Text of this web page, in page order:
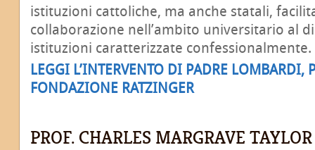
istituzioni cattoliche, ma anche statali,
collaborazione nell’ambito universitario al
istituzioni caratterizzate confessionalmente.
LEGGI L’INTERVENTO DI PADRE LOMBARDI,
FONDAZIONE RATZINGER
PROF. CHARLES MARGRAVE TAYLOR